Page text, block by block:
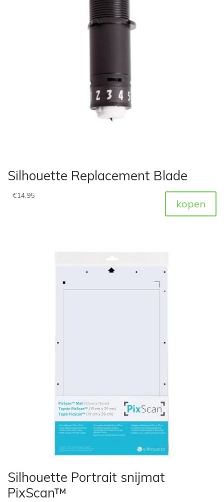
Silhouette Replacement Blade
€14,95
kopen
Silhouette Portrait snijmat
PixScan™